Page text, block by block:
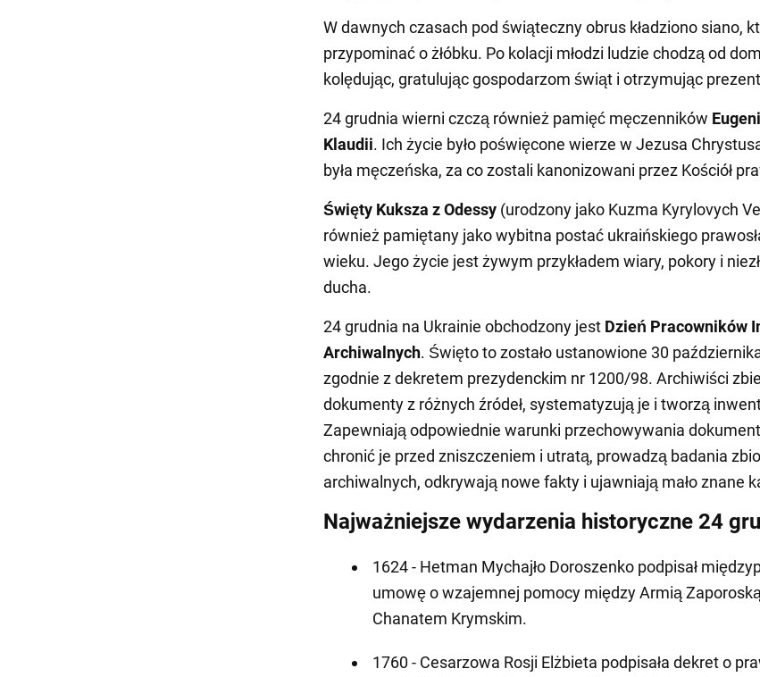
W dawnych czasach pod świąteczny obrus kładziono siano,
przypominać o żłóbku. Po kolacji młodzi ludzie chodzą od
kolędując, gratulując gospodarzom świąt i otrzymując
24 grudnia wierni czczą również pamięć męczenników
Klaudii. Ich życie było poświęcone wierze w Jezusa
była męczeńska, za co zostali kanonizowani przez Kościół
Święty Kuksza z Odessy (urodzony jako Kuzma Kyrylovych
również pamiętany jako wybitna postać ukraińskiego
wieku. Jego życie jest żywym przykładem wiary, pokory i
ducha.
24 grudnia na Ukrainie obchodzony jest Dzień Pracowników
Archiwalnych. Święto to zostało ustanowione 30
zgodnie z dekretem prezydenckim nr 1200/98. Archiwiści
dokumenty z różnych źródeł, systematyzują je i tworzą
Zapewniają odpowiednie warunki przechowywania
chronić je przed zniszczeniem i utratą, prowadzą badania
archiwalnych, odkrywają nowe fakty i ujawniają mało znane
Najważniejsze wydarzenia historyczne 24
1624 - Hetman Mychajło Doroszenko podpisał
umowę o wzajemnej pomocy między Armią
Chanatem Krymskim.
1760 - Cesarzowa Rosji Elżbieta podpisała dekret o